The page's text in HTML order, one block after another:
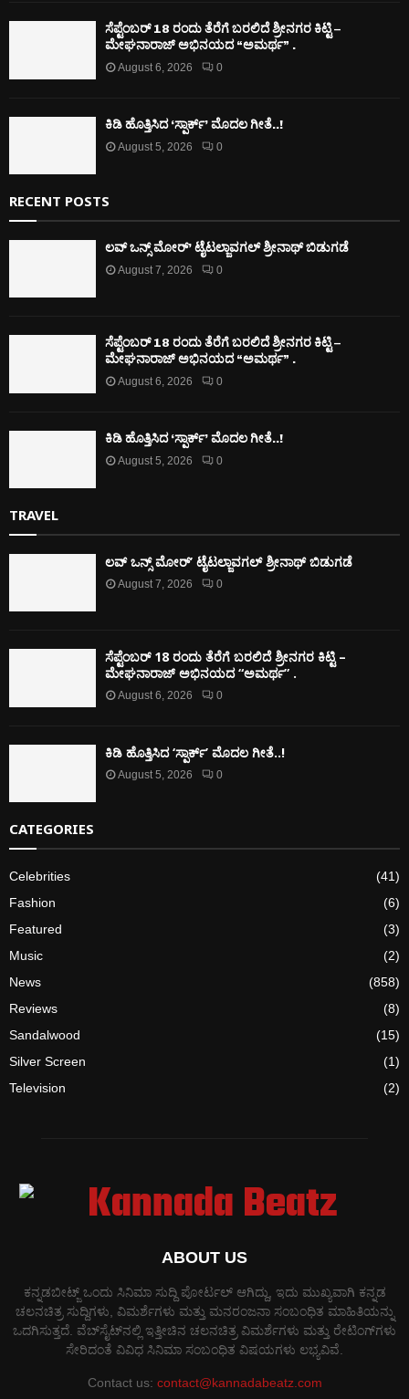
ಸೆಪ್ಟೆಂಬರ್ 18 ರಂದು ತೆರೆಗೆ ಬರಲಿದೆ ಶ್ರೀನಗರ ಕಿಟ್ಟಿ –
ಮೇಘನಾರಾಜ್ ಅಭಿನಯದ “ಅಮರ್ಥ” .
August 6, 2026 0
ಕಿಡಿ‌‌ ಹೊತ್ತಿಸಿದ ‘ಸ್ಪಾರ್ಕ್’ ಮೊದಲ‌ ಗೀತೆ..!
August 5, 2026 0
RECENT POSTS
ಲವ್ ಒನ್ಸ್ ಮೋರ್’ ಟೈಟಲ್ಜಾವಗಲ್ ಶ್ರೀನಾಥ್ ಬಿಡುಗಡೆ
August 7, 2026 0
ಸೆಪ್ಟೆಂಬರ್ 18 ರಂದು ತೆರೆಗೆ ಬರಲಿದೆ ಶ್ರೀನಗರ ಕಿಟ್ಟಿ –
ಮೇಘನಾರಾಜ್ ಅಭಿನಯದ “ಅಮರ್ಥ” .
August 6, 2026 0
ಕಿಡಿ‌‌ ಹೊತ್ತಿಸಿದ ‘ಸ್ಪಾರ್ಕ್’ ಮೊದಲ‌ ಗೀತೆ..!
August 5, 2026 0
TRAVEL
ಲವ್ ಒನ್ಸ್ ಮೋರ್’ ಟೈಟಲ್ಜಾವಗಲ್ ಶ್ರೀನಾಥ್ ಬಿಡುಗಡೆ
August 7, 2026 0
ಸೆಪ್ಟೆಂಬರ್ 18 ರಂದು ತೆರೆಗೆ ಬರಲಿದೆ ಶ್ರೀನಗರ ಕಿಟ್ಟಿ –
ಮೇಘನಾರಾಜ್ ಅಭಿನಯದ “ಅಮರ್ಥ” .
August 6, 2026 0
ಕಿಡಿ‌‌ ಹೊತ್ತಿಸಿದ ‘ಸ್ಪಾರ್ಕ್’ ಮೊದಲ‌ ಗೀತೆ..!
August 5, 2026 0
CATEGORIES
Celebrities
(41)
Fashion
(6)
Featured
(3)
Music
(2)
News
(858)
Reviews
(8)
Sandalwood
(15)
Silver Screen
(1)
Television
(2)
ABOUT US
ಕನ್ನಡಬೀಟ್ಜ್ ಒಂದು ಸಿನಿಮಾ ಸುದ್ದಿ ಪೋರ್ಟಲ್ ಆಗಿದ್ದು, ಇದು ಮುಖ್ಯವಾಗಿ ಕನ್ನಡ
ಚಲನಚಿತ್ರ ಸುದ್ದಿಗಳು, ವಿಮರ್ಶೆಗಳು ಮತ್ತು ಮನರಂಜನಾ ಸಂಬಂಧಿತ ಮಾಹಿತಿಯನ್ನು
ಒದಗಿಸುತ್ತದೆ. ವೆಬ್‌ಸೈಟ್‌ನಲ್ಲಿ ಇತ್ತೀಚಿನ ಚಲನಚಿತ್ರ ವಿಮರ್ಶೆಗಳು ಮತ್ತು ರೇಟಿಂಗ್‌ಗಳು
ಸೇರಿದಂತೆ ವಿವಿಧ ಸಿನಿಮಾ ಸಂಬಂಧಿತ ವಿಷಯಗಳು ಲಭ್ಯವಿವೆ.
Contact us: contact@kannadabeatz.com